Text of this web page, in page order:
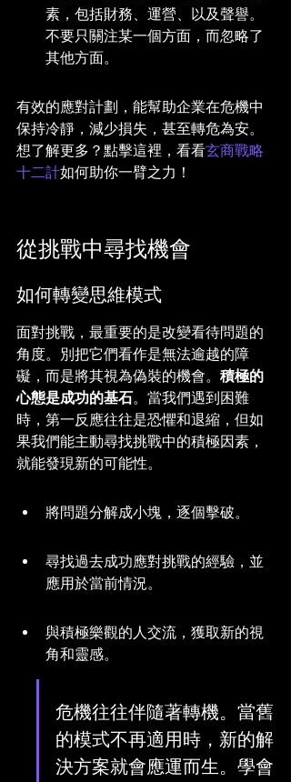
素，包括財務、運營、以及聲譽。
不要只關注某一個方面，而忽略了
其他方面。
有效的應對計劃，能幫助企業在危機中
保持冷靜，減少損失，甚至轉危為安。
想了解更多？點擊這裡，看看玄商戰略
十二計如何助你一臂之力！
從挑戰中尋找機會
如何轉變思維模式
面對挑戰，最重要的是改變看待問題的
角度。別把它們看作是無法逾越的障
礙，而是將其視為偽裝的機會。 積極的
心態是成功的基石。當我們遇到困難
時，第一反應往往是恐懼和退縮，但如
果我們能主動尋找挑戰中的積極因素，
就能發現新的可能性。
將問題分解成小塊，逐個擊破。
尋找過去成功應對挑戰的經驗，並
應用於當前情況。
與積極樂觀的人交流，獲取新的視
角和靈感。
危機往往伴隨著轉機。當舊
的模式不再適用時，新的解
決方案就會應運而生。學會